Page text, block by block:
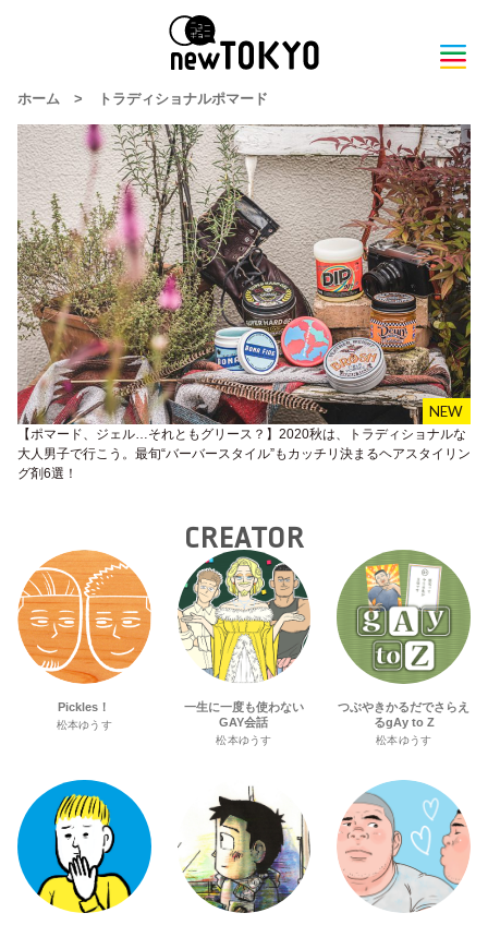
ホーム > トラディショナルポマード
【ポマード、ジェル…それともグリース？】2020秋は、トラディショナルな
大人男子で行こう。最旬“バーバースタイル”もカッチリ決まるヘアスタイリン
グ剤6選！
CREATOR
Pickles！
松本ゆうす
一生に一度も使わない
GAY会話
松本ゆうす
つぶやきかるだでさらえ
るgAy to Z
松本ゆうす